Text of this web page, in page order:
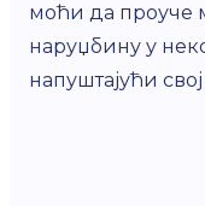
моћи да проуче
наруџбину у
напуштајући